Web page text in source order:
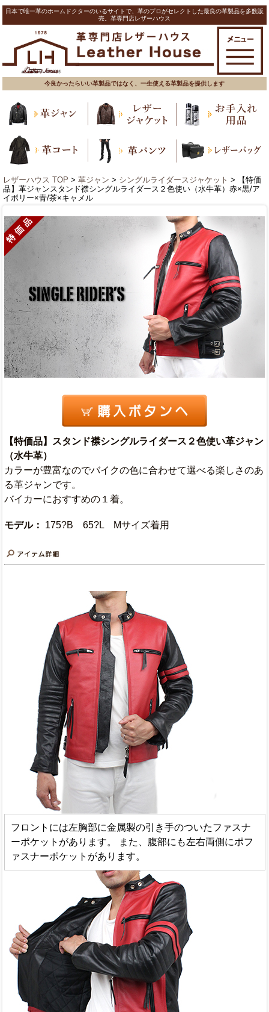
日本で唯一革のホームドクターのいるサイトで、革のプロがセレクトした最良の革製品を多数販
売。革専門店レザーハウス
今良かったらいい革製品ではなく、一生使える革製品を提供します
レザーハウス TOP > 革ジャン > シングルライダースジャケット > 【特価
品】革ジャンスタンド襟シングルライダース２色使い（水牛革）赤×黒/ア
イボリー×青/茶×キャメル
【特価品】スタンド襟シングルライダース２色使い革ジャン
（水牛革）
カラーが豊富なのでバイクの色に合わせて選べる楽しさのあ
る革ジャンです。
バイカーにおすすめの１着。
モデル： 175?B 65?L Mサイズ着用
フロントには左胸部に金属製の引き手のついたファスナ
ーポケットがあります。 また、腹部にも左右両側にポフ
ァスナーポケットがあります。